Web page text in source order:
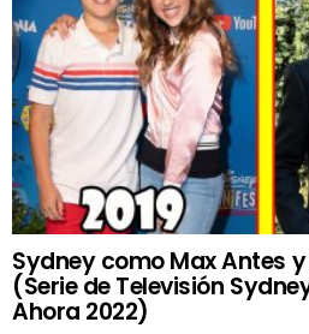
Sydney como Max Antes y
(Serie de Televisión
Ahora 2022)